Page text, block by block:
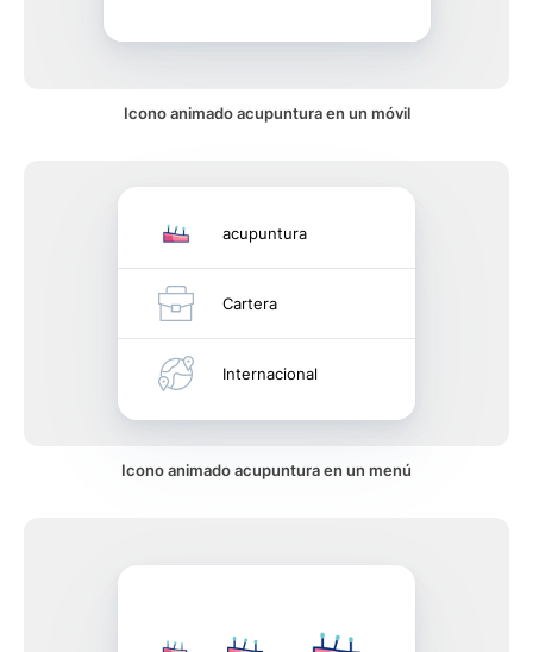
Icono animado acupuntura en un móvil
acupuntura
Cartera
Internacional
Icono animado acupuntura en un menú